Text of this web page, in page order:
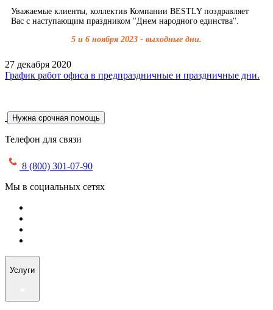
Уважаемые клиенты, коллектив Компании BESTLY поздравляет
Вас с наступающим праздником "Днем народного единства".
5 и 6 ноября 2023 - выходные дни.
27 декабря 2020
График работ офиса в предпраздничные и праздничные дни.
Нужна срочная помощь
Телефон для связи
8 (800) 301-07-90
Мы в социальных сетях
Услуги